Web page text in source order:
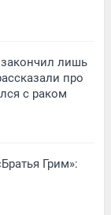
лишь
про
с раком
Грим»: